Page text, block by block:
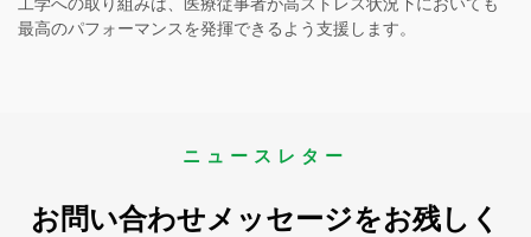
最高のパフォーマンスを発揮できるよう支援します。
ニュースレター
お問い合わせメッセージをお残しく